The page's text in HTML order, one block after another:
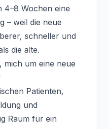
Wochen eine
– weil die neue
schneller und
die alte.
mich um eine neue
Patienten,
und
Raum für ein